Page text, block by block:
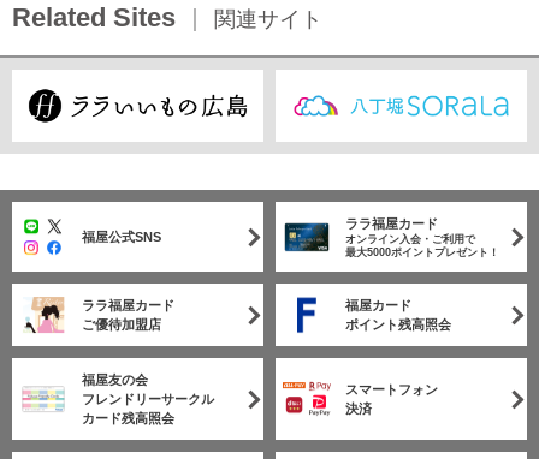
Related Sites 関連サイト
福屋公式SNS
ララ福屋カード
オンライン入会・ご利用で
最大5000ポイントプレゼント！
ララ福屋カード
ご優待加盟店
福屋カード
ポイント残高照会
福屋友の会
フレンドリーサークル
カード残高照会
スマートフォン
決済